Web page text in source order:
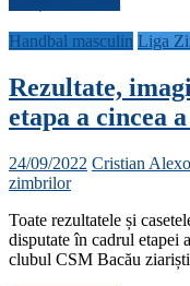
Handbal masculin Liga
Rezultate,
etapa a cincea
24/09/2022 Cristian
zimbrilor
Toate rezultatele și
disputate în cadrul etapei
clubul CSM Bacău